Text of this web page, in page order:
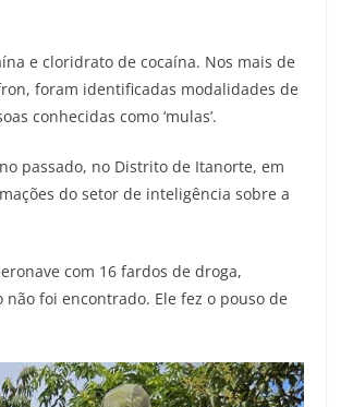
e cloridrato de cocaína. Nos mais de
foram identificadas modalidades de
conhecidas como ‘mulas’.
passado, no Distrito de Itanorte, em
do setor de inteligência sobre a
com 16 fardos de droga,
foi encontrado. Ele fez o pouso de